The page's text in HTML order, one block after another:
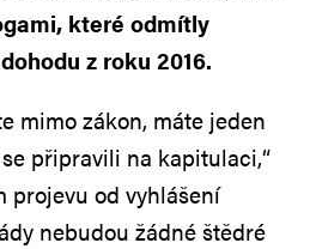
které odmítly
z roku 2016.
mimo zákon, máte jeden
připravili na kapitulaci,“
projevu od vyhlášení
nebudou žádné štědré